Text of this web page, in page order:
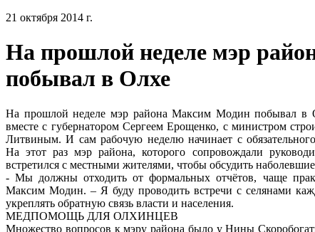
21 октября 2014 г.
На прошлой неделе мэр
побывал в Олхе
На прошлой неделе мэр района Максим Модин побывал в
вместе с губернатором Сергеем Ерощенко, с министром
Литвиным. И сам рабочую неделю начинает с
На этот раз мэр района, которого сопровождали
встретился с местными жителями, чтобы обсудить
- Мы должны отходить от формальных отчётов, чаще
Максим Модин. – Я буду проводить встречи с селянами
укреплять обратную связь власти и населения.
МЕДПОМОЩЬ ДЛЯ ОЛХИНЦЕВ
Множество вопросов к мэру района было у Нины